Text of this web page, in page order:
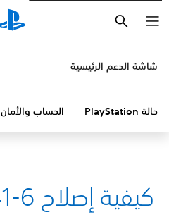
شاشة الدعم الرئيسية
حالة PlayStation الحساب والأمان
كيفية إصلاح PF-205441-6